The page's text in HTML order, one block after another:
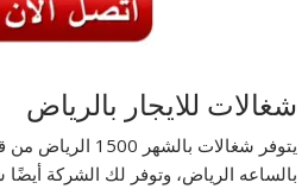
شغالات للايجار بالرياض
يتوفر شغالات